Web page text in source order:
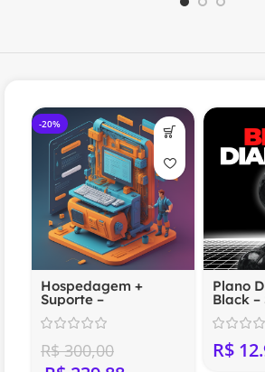
-20%
Hospedagem +
Suporte –
Compartilhada
(Anual)
R$300,00
Plano
Black –
Virtual
R$